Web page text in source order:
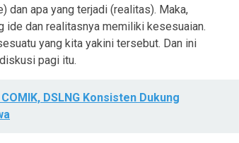
dan apa yang terjadi (realitas). Maka,
ide dan realitasnya memiliki kesesuaian.
yang kita yakini tersebut. Dan ini
pagi itu.
DSLNG Konsisten Dukung